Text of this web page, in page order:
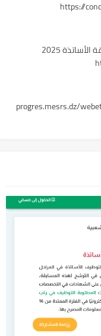
https://
رابط التسجيل في مسابقة الأساتذة 2025